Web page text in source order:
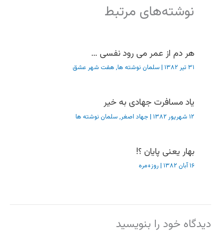
نوشته‌های مرتبط
هر دم از عمر می رود نفسی …
۳۱ تیر ۱۳۸۲ | سلمان نوشته ها, هفت شهر عشق
یاد مسافرت جهادی به خیر
۱۲ شهریور ۱۳۸۲ | جهاد اصغر, سلمان نوشته ها
بهار یعنی پایان ؟!
۱۶ آبان ۱۳۸۲ | روز+مره
دیدگاه‌ خود را بنویسید